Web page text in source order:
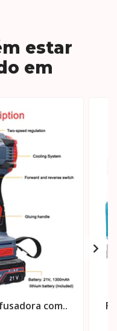
estar
em
com..